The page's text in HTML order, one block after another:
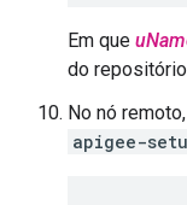
Em que
do
No nó
apigee-